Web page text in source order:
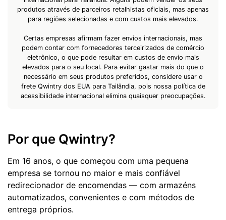
produtos através de parceiros retalhistas oficiais, mas apenas
para regiões selecionadas e com custos mais elevados.
Certas empresas afirmam fazer envios internacionais, mas
podem contar com fornecedores terceirizados de comércio
eletrônico, o que pode resultar em custos de envio mais
elevados para o seu local. Para evitar gastar mais do que o
necessário em seus produtos preferidos, considere usar o
frete Qwintry dos EUA para Tailândia, pois nossa política de
acessibilidade internacional elimina quaisquer preocupações.
Por que Qwintry?
Em 16 anos, o que começou com uma pequena
empresa se tornou no maior e mais confiável
redirecionador de encomendas — com armazéns
automatizados, convenientes e com métodos de
entrega próprios.